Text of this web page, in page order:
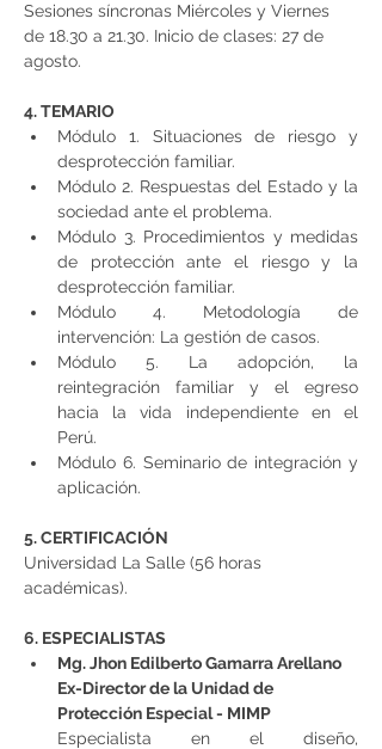
Sesiones síncronas Miércoles y Viernes
de 18.30 a 21.30. Inicio de clases: 27 de
agosto.
4. TEMARIO
Módulo 1. Situaciones de riesgo y
desprotección familiar.
Módulo 2. Respuestas del Estado y la
sociedad ante el problema.
Módulo 3. Procedimientos y medidas
de protección ante el riesgo y la
desprotección familiar.
Módulo 4. Metodología de
intervención: La gestión de casos.
Módulo 5. La adopción, la
reintegración familiar y el egreso
hacia la vida independiente en el
Perú.
Módulo 6. Seminario de integración y
aplicación.
5. CERTIFICACIÓN
Universidad La Salle (56 horas
académicas).
6. ESPECIALISTAS
Mg. Jhon Edilberto Gamarra Arellano
Ex-Director de la Unidad de
Protección Especial - MIMP
Especialista en el diseño,